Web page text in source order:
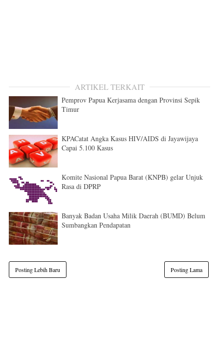
ARTIKEL TERKAIT
Pemprov Papua Kerjasama dengan Provinsi Sepik
Timur
KPACatat Angka Kasus HIV/AIDS di Jayawijaya
Capai 5.100 Kasus
Komite Nasional Papua Barat (KNPB) gelar Unjuk
Rasa di DPRP
Banyak Badan Usaha Milik Daerah (BUMD) Belum
Sumbangkan Pendapatan
Posting Lebih Baru Posting Lama